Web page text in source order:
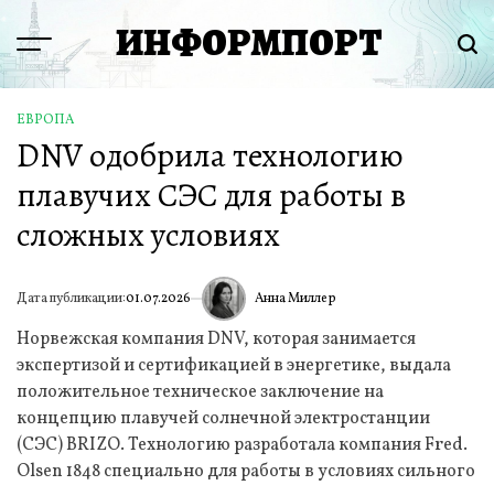
Перейти
содержимому
Menu ИНФОРМПОРТ
ОПУБЛИКОВАНО
В
ЕВРОПА
DNV одобрила технологию
плавучих СЭС для работы в
сложных условиях
Дата публикации:01.07.2026 ИА Анна Миллер
Норвежская компания DNV, которая занимается
экспертизой и сертификацией в энергетике, выдала
положительное техническое заключение на
концепцию плавучей солнечной электростанции
(СЭС) BRIZO. Технологию разработала компания Fred.
Olsen 1848 специально для работы в условиях сильного